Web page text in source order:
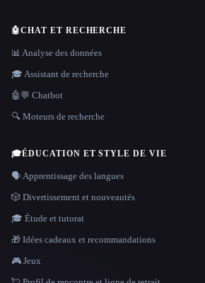
🤖CHAT ET RECHERCHE
📊 Analyse des données
🎓 Assistant de recherche
🤖💬 Chatbot
🔍 Moteurs de recherche
🎓ÉDUCATION ET STYLE DE VIE
🗣️ Apprentissage des langues
🎲 Divertissement et nouveautés
🎓 Étude et tutorat
🎁 Idées cadeaux et recommandations
🎮 Jeux